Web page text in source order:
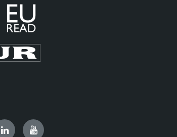
LinkedInYouTube